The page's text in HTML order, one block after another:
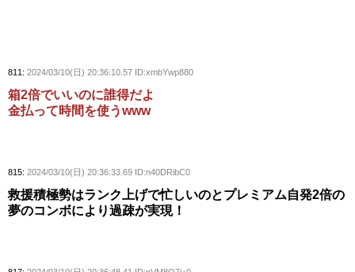
811: 2024/03/10(日) 20:36:10.57 ID:xmbYwp880
箱2倍でいいのに誰得だよ
金払って時間を使うwww
815: 2024/03/10(日) 20:36:33.69 ID:n40DRibC0
救援積極勢はランク上げで忙しいのとプレミアム自発2倍の
夢のコンボにより過疎が実現！